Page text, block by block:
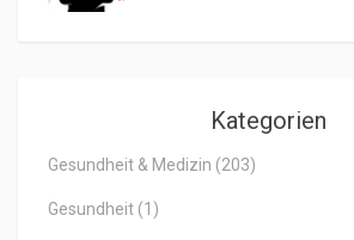
Kategorien
Gesundheit & Medizin (203)
Gesundheit (1)